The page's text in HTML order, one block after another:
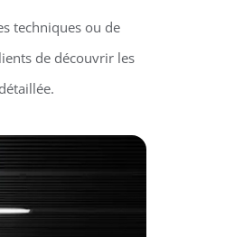
techniques ou de
de découvrir les